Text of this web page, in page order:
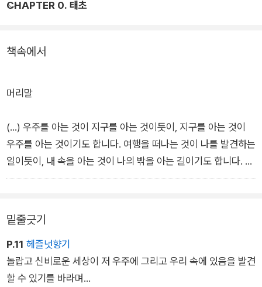
까? UFO, 정말 있을까? 있다면 왜 아직 오지 않았을까? 우주에
‘질문’을 던진다. 옳고 그름을 논하거나 단편적인 지식을 습득하
고 상상을 통해 만들어나가는 설렘이 가득하다.
CHAPTER 0. 태초
책속에서
머리말
(…) 우주를 아는 것이 지구를 아는 것이듯이, 지구를 아는 것이
우주를 아는 것이기도 합니다. 여행을 떠나는 것이 나를 발견하는
일이듯이, 내 속을 아는 것이 나의 밖을 아는 길이기도 합니다. 지
금까지 과학자들이 그렇게 간절히 우주를 뒤졌어도 문명은 고사
리의 문명을 더 잘 이해하게 되면, 어딘가에 있을 우주의 생명과
문명을 이해하는 길을 찾을 수 있을지도 모릅니다.
이 책은 우주의 시작과 끝을 논하면서 그 사이의 텅 빈 시간과 공
간을 생명과 문명의 이야기로 채웠습니다. 지구의 생명과 문명의
이야기로 시작하지만, 지구의 생명과 문명에 머물지 않고 우주의
밑줄긋기
P.11 헤즐넛향기
놀랍고 신비로운 세상이 저 우주에 그리고 우리 속에 있음을 발견
할 수 있기를 바라며...